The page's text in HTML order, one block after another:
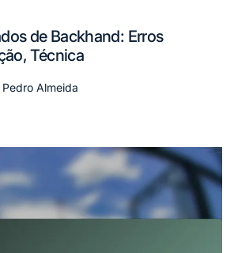
de Backhand: Erros
Técnica
Pedro Almeida